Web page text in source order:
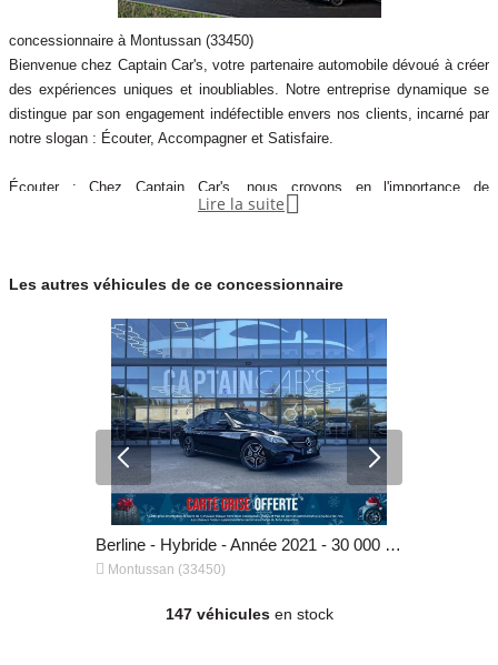
concessionnaire à Montussan (33450)
Bienvenue chez Captain Car's, votre partenaire automobile dévoué à créer
des expériences uniques et inoubliables. Notre entreprise dynamique se
distingue par son engagement indéfectible envers nos clients, incarné par
notre slogan : Écouter, Accompagner et Satisfaire.
Écouter : Chez Captain Car's, nous croyons en l'importance de
comprendre vos besoins et vos aspirations. Nous écoutons attentivement
vers le véhicule parfait.
Accompagner : Nav
Lire la suite 
Les autres véhicules de ce concessionnaire
Berline - Hybride - Année 2021 - 30 000 km, 41 990 €
 Montussan (33450)
147 véhiculesen stock